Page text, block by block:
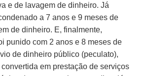
e de lavagem de dinheiro. Já
a 7 anos e 9 meses de
de dinheiro. E, finalmente,
punido com 2 anos e 8 meses de
de dinheiro público (peculato),
em prestação de serviços